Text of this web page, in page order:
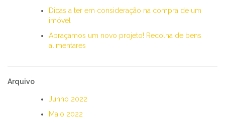
Dicas a ter em consideração na compra de um
imóvel
Abraçamos um novo projeto! Recolha de bens
alimentares
Arquivo
Junho 2022
Maio 2022